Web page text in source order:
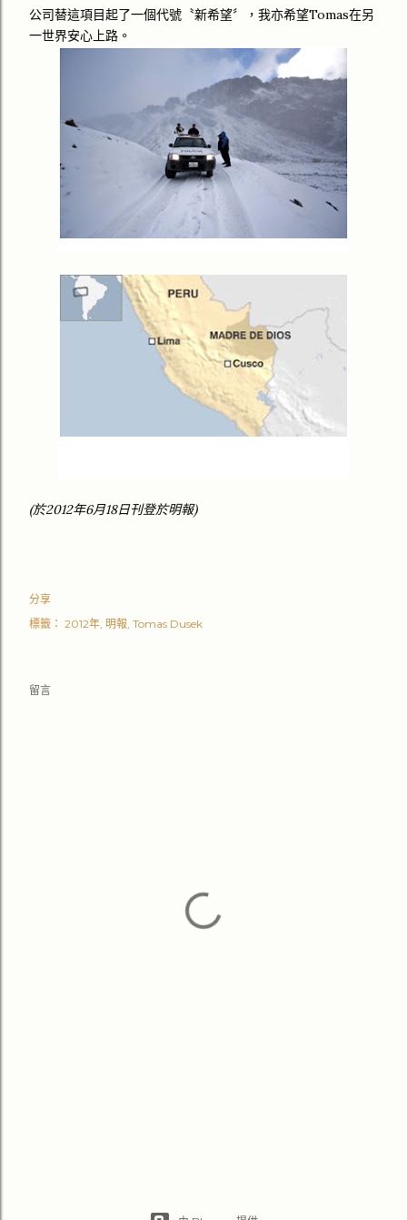
公司替這項目起了一個代號〝新希望〞，我亦希望Tomas在另
一世界安心上路。
(於2012年6月18日刊登於明報)
分享
標籤： 2012年 明報 Tomas Dusek
留言